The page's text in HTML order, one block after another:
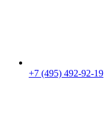
+7 (495) 492-92-19